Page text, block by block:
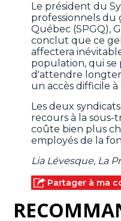
Le président du
professionnels
Québec (SPGQ),
conclut que ce
affectera
population, qui se
d'attendre
un accès difficile à
Les deux
recours à la sous-
coûte bien plus
employés de la
Lia Lévesque, La
Partager à ma